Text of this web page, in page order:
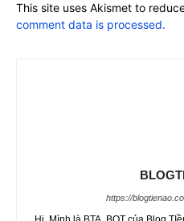
This site uses Akismet to
comment data is processed.
https://